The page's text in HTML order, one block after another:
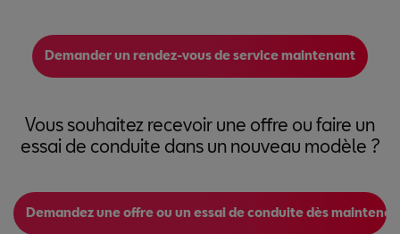
Demander un rendez-vous de service maintenant
Vous souhaitez recevoir une offre ou faire un
essai de conduite dans un nouveau modèle ?
Demandez une offre ou un essai de conduite dès